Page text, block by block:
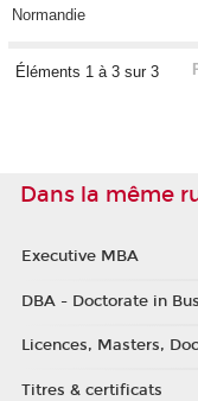
Normandie
Éléments 1 à 3 sur 3
Dans la même
Executive MBA
DBA - Doctorate in
Licences, Masters,
Titres & certificats